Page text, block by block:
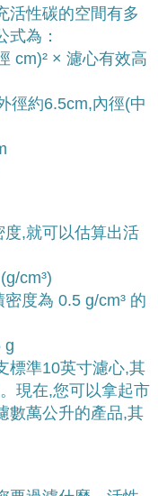
活性碳的空間有多
式為：
cm)² × 濾心有效高
徑約6.5cm,內徑(中
,就可以估算出活
cm³)
度為 0.5 g/cm³ 的
g
標準10英寸濾心,其
現在,您可以拿起市
數萬公升的產品,其